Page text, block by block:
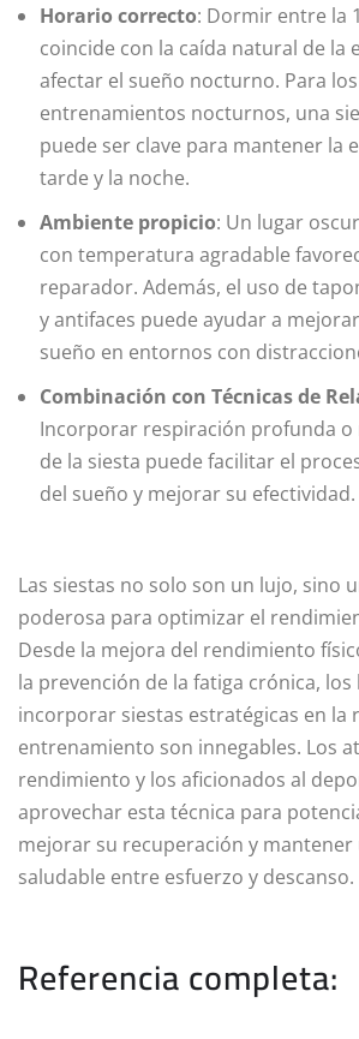
Horario correcto: Dormir entre la
coincide con la caída natural de la
afectar el sueño nocturno. Para
entrenamientos nocturnos, una
puede ser clave para mantener la
tarde y la noche.
Ambiente propicio: Un lugar
con temperatura agradable
reparador. Además, el uso de
y antifaces puede ayudar a
sueño en entornos con
Combinación con Técnicas de
Incorporar respiración profunda o
de la siesta puede facilitar el
del sueño y mejorar su efectividad.
Las siestas no solo son un lujo, sino
poderosa para optimizar el
Desde la mejora del rendimiento
la prevención de la fatiga crónica, los
incorporar siestas estratégicas en la
entrenamiento son innegables. Los
rendimiento y los aficionados al
aprovechar esta técnica para
mejorar su recuperación y
saludable entre esfuerzo y descanso.
Referencia completa: